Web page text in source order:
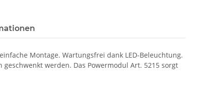
Montage. Wartungsfrei dank LED-Beleuchtung.
werden. Das Powermodul Art. 5215 sorgt